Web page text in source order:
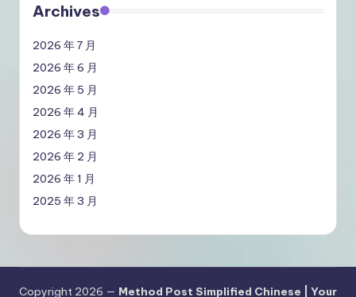
Archives
2026 年 7 月
2026 年 6 月
2026 年 5 月
2026 年 4 月
2026 年 3 月
2026 年 2 月
2026 年 1 月
2025 年 3 月
Copyright 2026 — Method Post Simplified Chinese | Your